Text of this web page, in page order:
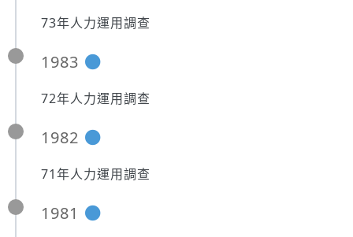
73年人力運用調查
1983
72年人力運用調查
1982
71年人力運用調查
1981